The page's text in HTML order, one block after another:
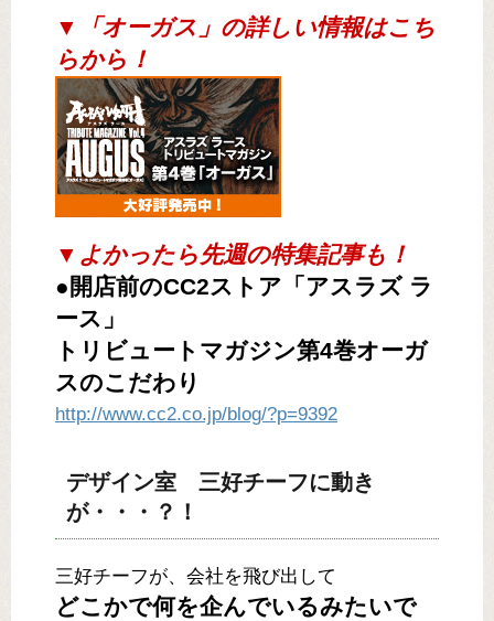
▼「オーガス」の詳しい情報はこち
らから！
▼よかったら先週の特集記事も！
●開店前のCC2ストア「アスラズ ラ
ース」
トリビュートマガジン第4巻オーガ
スのこだわり
http://www.cc2.co.jp/blog/?p=9392
デザイン室 三好チーフに動き
が・・・？！
三好チーフが、会社を飛び出して
どこかで何を企んでいるみたいで